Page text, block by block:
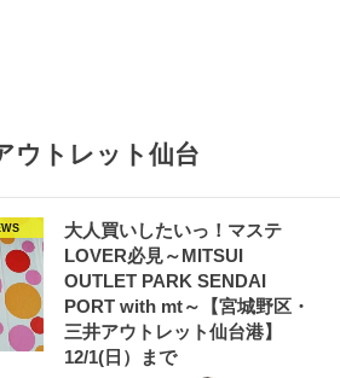
ウトレット仙台
大人買いしたいっ！マステ
LOVER必見～MITSUI
OUTLET PARK SENDAI
PORT with mt～【宮城野区・
三井アウトレット仙台港】
12/1(日）まで